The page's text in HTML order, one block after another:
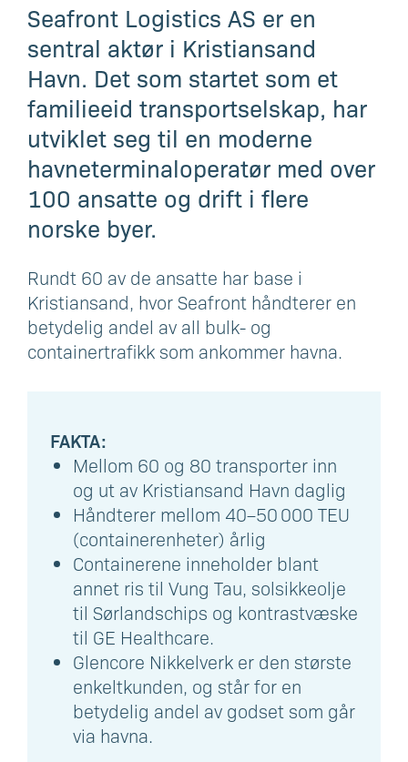
Seafront Logistics AS er en
sentral aktør i Kristiansand
Havn. Det som startet som et
familieeid transportselskap, har
utviklet seg til en moderne
havneterminaloperatør med over
100 ansatte og drift i flere
norske byer.
Rundt 60 av de ansatte har base i
Kristiansand, hvor Seafront håndterer en
betydelig andel av all bulk- og
containertrafikk som ankommer havna.
FAKTA:
Mellom 60 og 80 transporter inn
og ut av Kristiansand Havn daglig
Håndterer mellom 40–50 000 TEU
(containerenheter) årlig
Containerene inneholder blant
annet ris til Vung Tau, solsikkeolje
til Sørlandschips og kontrastvæske
til GE Healthcare.
Glencore Nikkelverk er den største
enkeltkunden, og står for en
betydelig andel av godset som går
via havna.